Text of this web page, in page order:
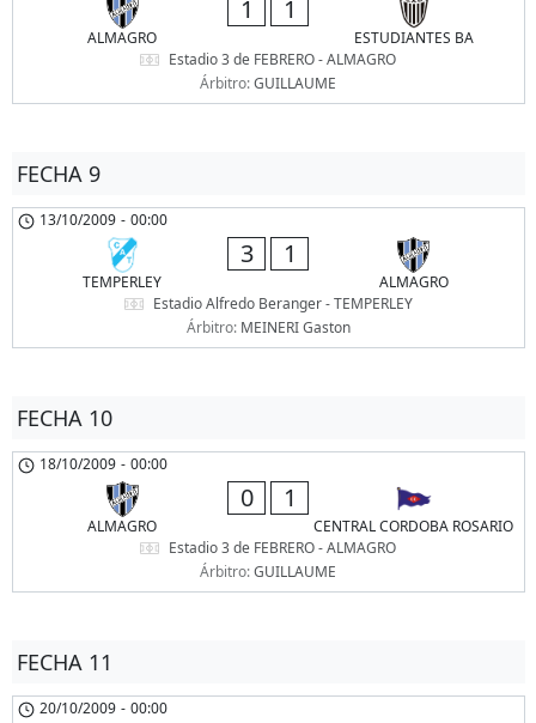
ALMAGRO
1 1
ESTUDIANTES BA
Estadio 3 de FEBRERO - ALMAGRO
Árbitro:GUILLAUME
FECHA 9
13/10/2009 - 00:00
TEMPERLEY
3 1
ALMAGRO
Estadio Alfredo Beranger - TEMPERLEY
Árbitro: MEINERI Gaston
FECHA 10
18/10/2009 - 00:00
ALMAGRO
0 1
CENTRAL CORDOBA ROSARIO
Estadio 3 de FEBRERO - ALMAGRO
Árbitro:GUILLAUME
FECHA 11
20/10/2009 - 00:00